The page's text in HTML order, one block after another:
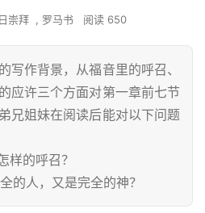
崇拜 , 罗马书 阅读 650
写作背景，从福音里的呼召、
应许三个方面对第一章前七节
兄姐妹在阅读后能对以下问题
样的呼召？
的人，又是完全的神？